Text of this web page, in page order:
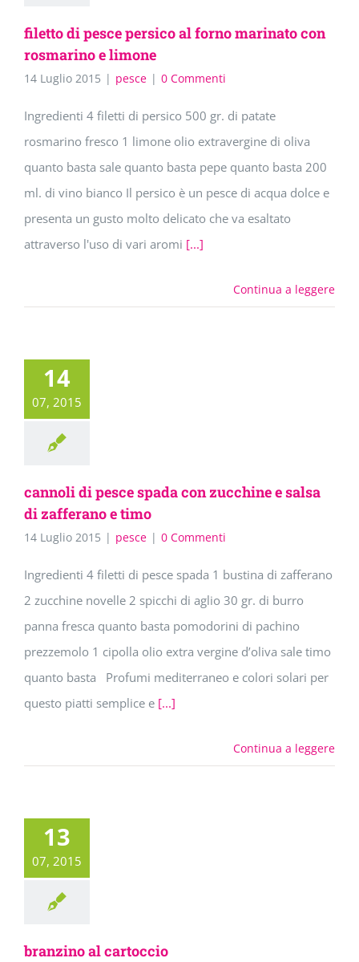
filetto di pesce persico al forno marinato con
rosmarino e limone
14 Luglio 2015 | pesce | 0 Commenti
Ingredienti 4 filetti di persico 500 gr. di patate
rosmarino fresco 1 limone olio extravergine di oliva
quanto basta sale quanto basta pepe quanto basta 200
ml. di vino bianco Il persico è un pesce di acqua dolce e
presenta un gusto molto delicato che va esaltato
attraverso l'uso di vari aromi [...]
Continua a leggere
14
07, 2015
cannoli di pesce spada con zucchine e salsa
di zafferano e timo
14 Luglio 2015 | pesce | 0 Commenti
Ingredienti 4 filetti di pesce spada 1 bustina di zafferano
2 zucchine novelle 2 spicchi di aglio 30 gr. di burro
panna fresca quanto basta pomodorini di pachino
prezzemolo 1 cipolla olio extra vergine d’oliva sale timo
quanto basta Profumi mediterraneo e colori solari per
questo piatti semplice e [...]
Continua a leggere
13
07, 2015
branzino al cartoccio